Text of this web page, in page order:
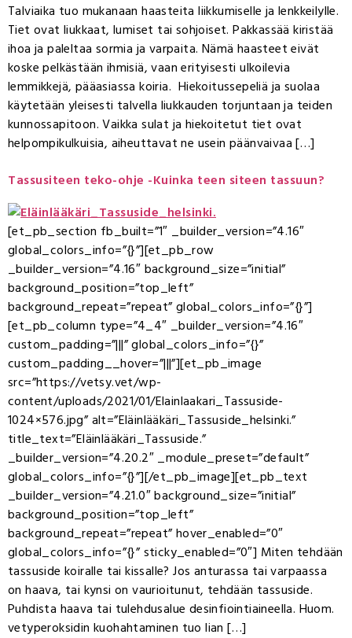
Talviaika tuo mukanaan haasteita liikkumiselle ja lenkkeilylle.
Tiet ovat liukkaat, lumiset tai sohjoiset. Pakkassää kiristää
ihoa ja paleltaa sormia ja varpaita. Nämä haasteet eivät
koske pelkästään ihmisiä, vaan erityisesti ulkoilevia
lemmikkejä, pääasiassa koiria. Hiekoitussepeliä ja suolaa
käytetään yleisesti talvella liukkauden torjuntaan ja teiden
kunnossapitoon. Vaikka sulat ja hiekoitetut tiet ovat
helpompikulkuisia, aiheuttavat ne usein päänvaivaa […]
Tassusiteen teko-ohje -Kuinka teen siteen tassuun?
[et_pb_section fb_built=”1″ _builder_version=”4.16″
global_colors_info=”{}”][et_pb_row
_builder_version=”4.16″ background_size=”initial”
background_position=”top_left”
background_repeat=”repeat” global_colors_info=”{}”]
[et_pb_column type=”4_4″ _builder_version=”4.16″
custom_padding=”|||” global_colors_info=”{}”
custom_padding__hover=”|||”][et_pb_image
src=”https://vetsy.vet/wp-
content/uploads/2021/01/Elainlaakari_Tassuside-
1024×576.jpg” alt=”Eläinlääkäri_Tassuside_helsinki.”
title_text=”Eläinlääkäri_Tassuside.”
_builder_version=”4.20.2″ _module_preset=”default”
global_colors_info=”{}”][/et_pb_image][et_pb_text
_builder_version=”4.21.0″ background_size=”initial”
background_position=”top_left”
background_repeat=”repeat” hover_enabled=”0″
global_colors_info=”{}” sticky_enabled=”0″] Miten tehdään
tassuside koiralle tai kissalle? Jos anturassa tai varpaassa
on haava, tai kynsi on vaurioitunut, tehdään tassuside.
Puhdista haava tai tulehdusalue desinfiointiaineella. Huom.
vetyperoksidin kuohahtaminen tuo lian […]